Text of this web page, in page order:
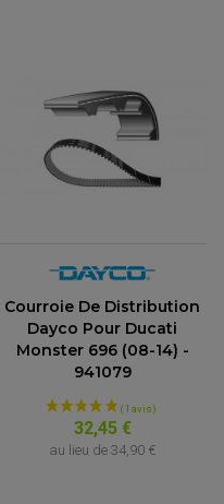
Courroie De Distribution
Dayco Pour Ducati
Monster 696 (08-14) -
941079
32,45 €
au lieu de 34,90 €